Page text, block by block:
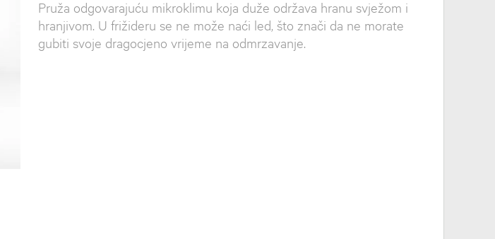
Pruža odgovarajuću mikroklimu koja duže održava hranu svježom i
hranjivom. U frižideru se ne može naći led, što znači da ne morate
gubiti svoje dragocjeno vrijeme na odmrzavanje.